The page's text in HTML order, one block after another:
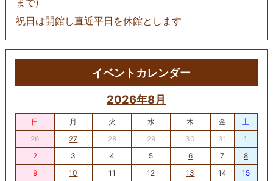
祝日は開館し直近平日を休館とします
イベントカレンダー
2026年8月
日 月 火 水 木 金
土
26
27 28 29 30 31
1
2
3 4 5 6 7
8
9
10 11 12 13 14
15